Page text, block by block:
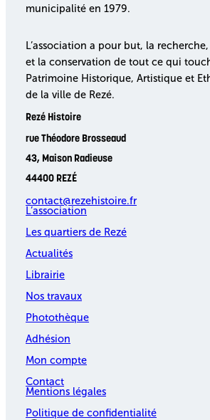
municipalité en 1979.
L’association a pour but, la
et la conservation de tout ce qui
Patrimoine Historique, Artistique et
de la ville de Rezé.
Rezé Histoire
rue Théodore Brosseaud
43, Maison Radieuse
44400 REZÉ
contact@rezehistoire.fr
L’association
Les quartiers de Rezé
Actualités
Librairie
Nos travaux
Photothèque
Adhésion
Mon compte
Contact
Mentions légales
Politique de confidentialité